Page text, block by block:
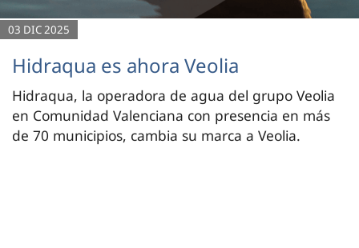
03 DIC 2025
Hidraqua es ahora Veolia
Hidraqua, la operadora de agua del grupo Veolia
en Comunidad Valenciana con presencia en más
de 70 municipios, cambia su marca a Veolia.